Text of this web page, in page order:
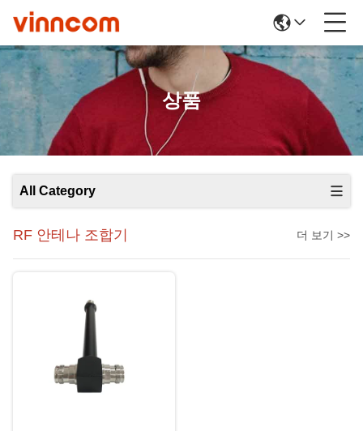
상품
All Category
RF 안테나 조합기 더 보기 >>